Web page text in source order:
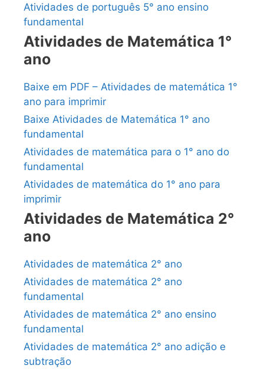
Atividades de português 5° ano ensino
fundamental
Atividades de Matemática 1°
ano
Baixe em PDF – Atividades de matemática 1°
ano para imprimir
Baixe Atividades de Matemática 1° ano
fundamental
Atividades de matemática para o 1° ano do
fundamental
Atividades de matemática do 1° ano para
imprimir
Atividades de Matemática 2°
ano
Atividades de matemática 2° ano
Atividades de matemática 2° ano
fundamental
Atividades de matemática 2° ano ensino
fundamental
Atividades de matemática 2° ano adição e
subtração